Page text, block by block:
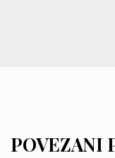
POVEZANI